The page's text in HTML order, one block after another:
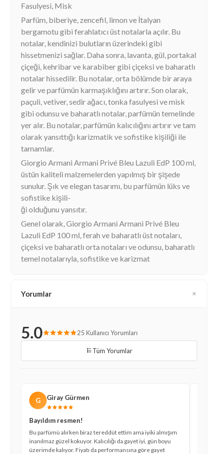
Fasulyesi, Misk
Parfüm, biberiye, zencefil, limon ve İtalyan
bergamotu gibi ferahlatıcı üst notalarla açılır. Bu
notalar, kendinizi bulutların üzerindeki gibi
hissetmenizi sağlar. Daha sonra, lavanta, gül, portakal
çiçeği, kehribar ve karabiber gibi çiçeksi ve baharatlı
notalar hissedilir. Bu notalar, orta bölümde bir araya
gelir ve parfümün karmaşıklığını artırır. Son olarak,
paçuli, vetiver, sedir ağacı, tonka fasulyesi ve misk
gibi odunsu ve baharatlı notalar, parfümün temelinde
yer alır. Bu notalar, parfümün kalıcılığını artırır ve tam
olarak yansıttığı karizmatik ve sofistike kişiliği ile
tamamlar.
Giorgio Armani Armani Privé Bleu Lazuli EdP 100 ml,
üstün kaliteli malzemelerden yapılmış bir şişede
sunulur. Şık ve elegan tasarımı, bu parfümün lüks ve
sofistike kişili-
ği olduğunu yansıtır.
Genel olarak, Giorgio Armani Armani Privé Bleu
Lazuli EdP 100 ml, ferah ve baharatlı üst notaları,
çiçeksi ve baharatlı orta notaları ve odunsu, baharatlı
temel notalarıyla, sofistike ve karizmat
Yorumlar
5.0 25 Kullanıcı Yorumları
Tüm Yorumlar
G Giray Gürmen
Bayıldım resmen!
Bu parfümü alırken biraz tereddüt ettim ama iyiki almışım
inanılmaz güzel kokuyor. Kalıcılığı da gayet iyi, gün boyu
üzerimde kalıyor. Fiyatı da performansına göre gayet